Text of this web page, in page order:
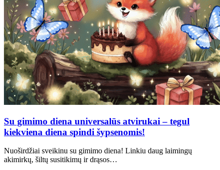
Su gimimo diena universalūs atvirukai – tegul
kiekviena diena spindi šypsenomis!
Nuoširdžiai sveikinu su gimimo diena! Linkiu daug laimingų
akimirkų, šiltų susitikimų ir drąsos…